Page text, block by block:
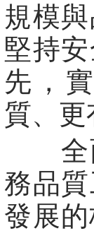
規模
堅持
先，
質、
全面
務品
發展的